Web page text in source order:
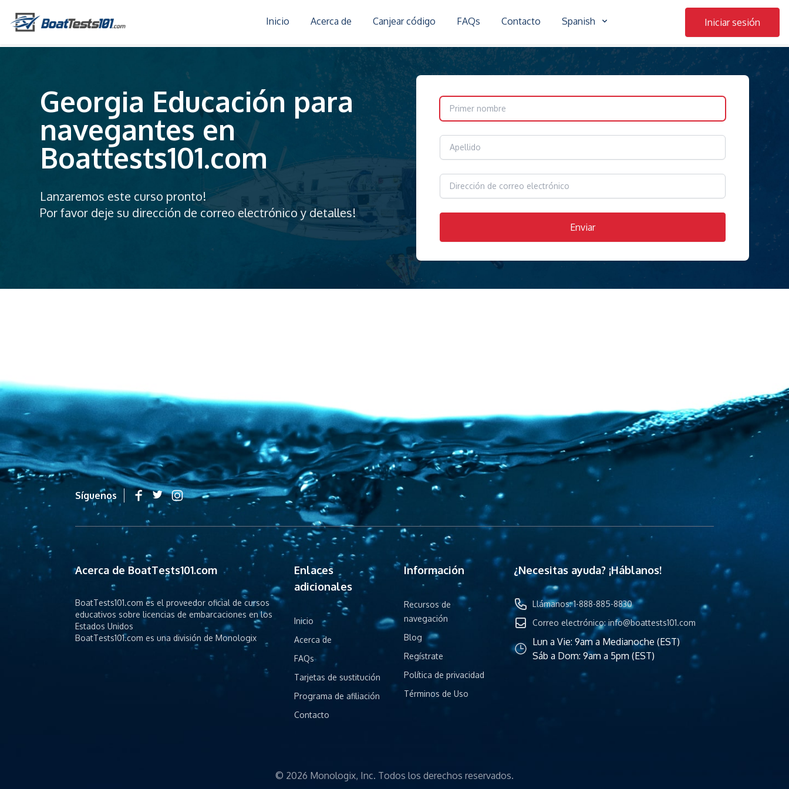
Iniciar sesión
Inicio Acerca de Canjear código FAQs Contacto Spanish
Georgia Educación para
navegantes en
Boattests101.com
Lanzaremos este curso pronto!
Por favor deje su dirección de correo electrónico y detalles!
Enviar
Síguenos
Acerca de BoatTests101.com
BoatTests101.com es el proveedor oficial de cursos
educativos sobre licencias de embarcaciones en los
Estados Unidos
BoatTests101.com es una división de Monologix
Enlaces
adicionales
Inicio
Acerca de
FAQs
Tarjetas de sustitución
Programa de afiliación
Contacto
Información
Recursos de
navegación
Blog
Regístrate
Política de privacidad
Términos de Uso
¿Necesitas ayuda? ¡Háblanos!
Llámanos: 1-888-885-8830
Correo electrónico:info@boattests101.com
Lun a Vie: 9am a Medianoche (EST)
Sáb a Dom: 9am a 5pm (EST)
© 2026 Monologix, Inc. Todos los derechos reservados.